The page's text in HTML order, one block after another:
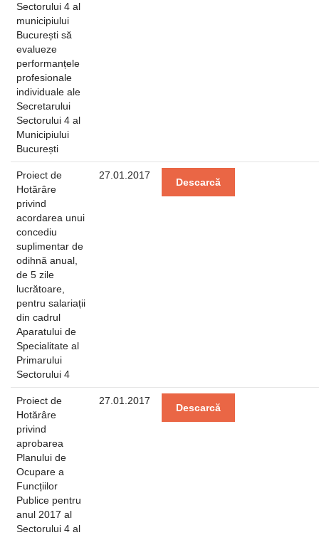
Sectorului 4 al
municipiului
București să
evalueze
performanțele
profesionale
individuale ale
Secretarului
Sectorului 4 al
Municipiului
București
Proiect de
Hotărâre
privind
acordarea unui
concediu
suplimentar de
odihnă anual,
de 5 zile
lucrătoare,
pentru salariații
din cadrul
Aparatului de
Specialitate al
Primarului
Sectorului 4
27.01.2017
Descarcă
Proiect de
Hotărâre
privind
aprobarea
Planului de
Ocupare a
Funcțiilor
Publice pentru
anul 2017 al
Sectorului 4 al
27.01.2017
Descarcă